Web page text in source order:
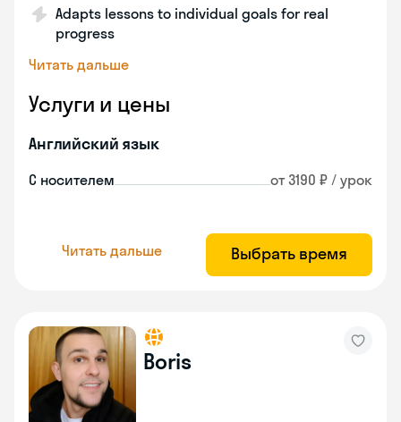
Adapts lessons to individual goals for real
progress
Читать дальше
Услуги и цены
Английский язык
С носителем от 3190 ₽ / урок
Читать дальше Выбрать время
Boris